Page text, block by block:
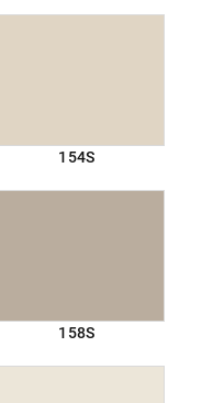
154S
158S